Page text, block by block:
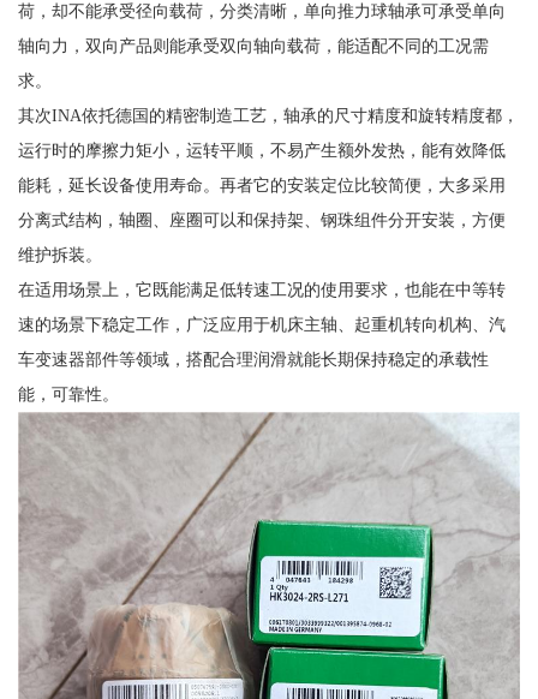
荷，却不能承受径向载荷，分类清晰，单向推力球轴承可承受单向
轴向力，双向产品则能承受双向轴向载荷，能适配不同的工况需
求。
其次INA依托德国的精密制造工艺，轴承的尺寸精度和旋转精度都，
运行时的摩擦力矩小，运转平顺，不易产生额外发热，能有效降低
能耗，延长设备使用寿命。再者它的安装定位比较简便，大多采用
分离式结构，轴圈、座圈可以和保持架、钢珠组件分开安装，方便
维护拆装。
在适用场景上，它既能满足低转速工况的使用要求，也能在中等转
速的场景下稳定工作，广泛应用于机床主轴、起重机转向机构、汽
车变速器部件等领域，搭配合理润滑就能长期保持稳定的承载性
能，可靠性。